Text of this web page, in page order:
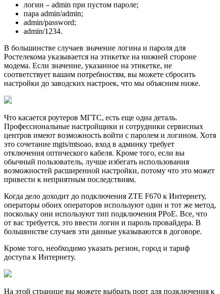
логин – admin при пустом пароле;
пара admin/admin;
admin/password;
admin/1234.
В большинстве случаев значение логина и пароля для
Ростелекома указывается на этикетке на нижней стороне
модема. Если значение, указанное на этикетке, не
соответствует вашим потребностям, вы можете сбросить
настройки до заводских настроек, что мы объясним ниже.
Что касается роутеров МГТС, есть еще одна деталь.
Профессиональные настройщики и сотрудники сервисных
центров имеют возможность войти с паролем и логином. Хотя
это сочетание mgts/mtsoao, вход в админку требует
отключения оптического кабеля. Кроме того, если вы
обычный пользователь, лучше избегать использования
возможностей расширенной настройки, потому что это может
привести к неприятным последствиям.
Когда дело доходит до подключения ZTE F670 к Интернету,
операторы обоих операторов используют один и тот же метод,
поскольку они используют тип подключения PPoE. Все, что
от вас требуется, это ввести логин и пароль провайдера. В
большинстве случаев эти данные указываются в договоре.
Кроме того, необходимо указать регион, город и тариф
доступа к Интернету.
На этой странице вы можете выбрать порт для подключения к